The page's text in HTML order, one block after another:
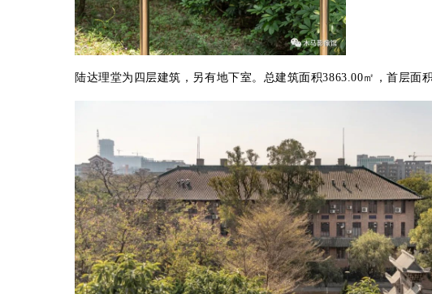
陆达理堂为四层建筑，另有地下室。总建筑面积3863.00㎡，首层面积